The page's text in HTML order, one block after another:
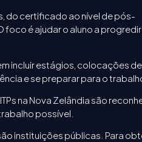
do certificado ao nível de pós-
é ajudar o aluno a progredir
incluir estágios, colocações
e se preparar para o
na Nova Zelândia são
possível.
instituições públicas. Para